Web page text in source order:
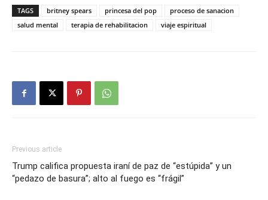
TAGS britney spears princesa del pop
proceso de sanacion
salud mental
terapia de rehabilitacion viaje espiritual
Previous article
Trump califica propuesta iraní de paz de “estúpida” y un
“pedazo de basura”; alto al fuego es “frágil”